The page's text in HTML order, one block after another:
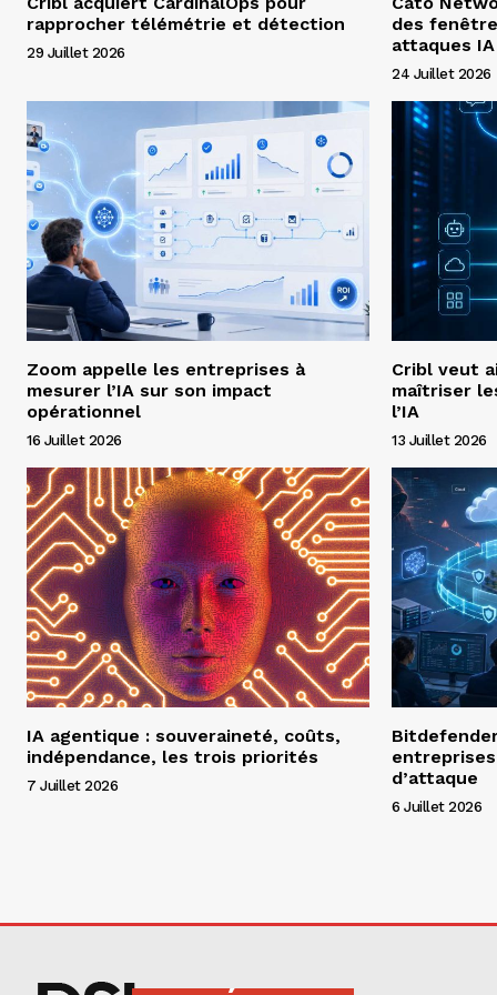
rapprocher télémétrie et détection
29 Juillet 2026
des
attaques IA
24 Juillet 2026
Zoom appelle les entreprises à
mesurer l’IA sur son impact
opérationnel
16 Juillet 2026
Cribl veut
maîtriser
l’IA
13 Juillet 2026
IA agentique : souveraineté, coûts,
indépendance, les trois priorités
7 Juillet 2026
d’attaque
6 Juillet 2026